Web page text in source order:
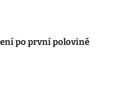
po první polovině